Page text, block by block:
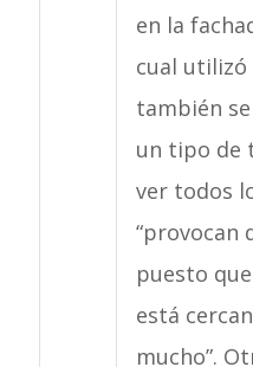
en la
cual utilizó
también
un tipo de
ver todos
“provocan
puesto
está
mucho”.